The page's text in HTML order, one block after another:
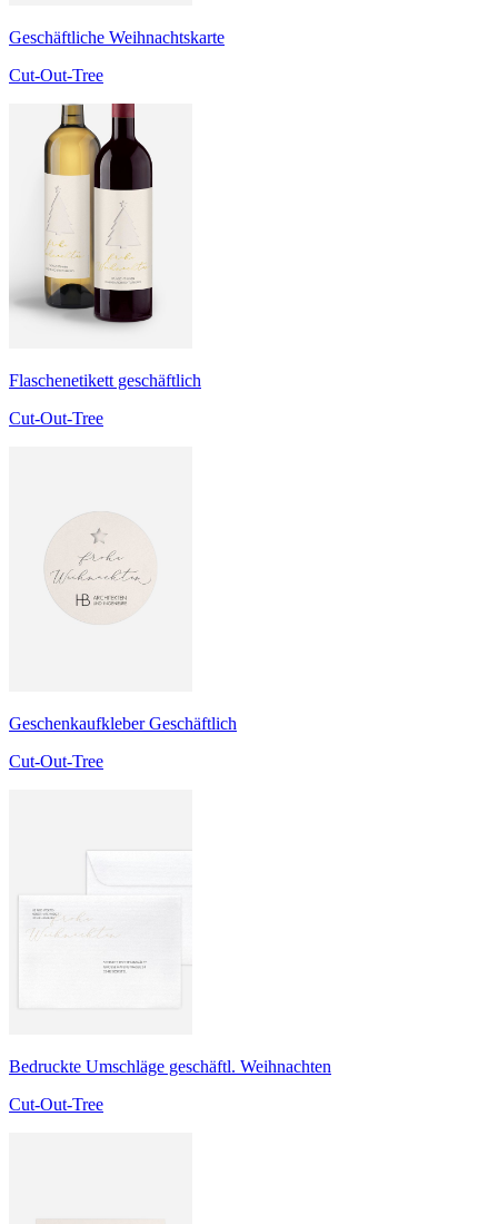
Geschäftliche Weihnachtskarte
Cut-Out-Tree
Flaschenetikett geschäftlich
Cut-Out-Tree
Geschenkaufkleber Geschäftlich
Cut-Out-Tree
Bedruckte Umschläge geschäftl. Weihnachten
Cut-Out-Tree